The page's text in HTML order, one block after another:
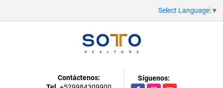
Select Language ▼
Contáctenos:
Síguenos: